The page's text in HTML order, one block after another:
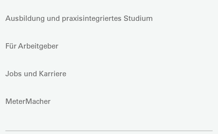
Ausbildung und praxisintegriertes Studium
Für Arbeitgeber
Jobs und Karriere
MeterMacher